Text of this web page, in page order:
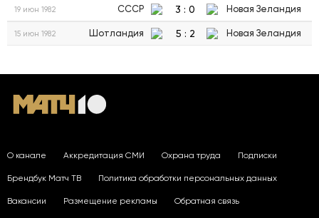
19 июн 1982 СССР 3 : 0 Новая Зеландия
15 июн 1982 Шотландия 5 : 2 Новая Зеландия
О канале Аккредитация СМИ Охрана труда Подписки
Брендбук Матч ТВ Политика обработки персональных данных
Вакансии Размещение рекламы Обратная связь